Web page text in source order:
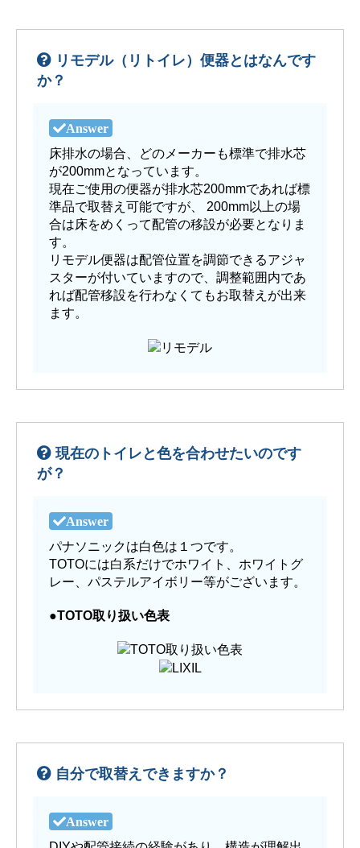
リモデル（リトイレ）便器とはなんです
か？
床排水の場合、どのメーカーも標準で排水芯
が200mmとなっています。
現在ご使用の便器が排水芯200mmであれば標
準品で取替え可能ですが、 200mm以上の場
合は床をめくって配管の移設が必要となりま
す。
リモデル便器は配管位置を調節できるアジャ
スターが付いていますので、調整範囲内であ
れば配管移設を行わなくてもお取替えが出来
ます。
現在のトイレと色を合わせたいのです
が？
パナソニックは白色は１つです。
TOTOには白系だけでホワイト、ホワイトグ
レー、パステルアイボリー等がございます。
●TOTO取り扱い色表
自分で取替えできますか？